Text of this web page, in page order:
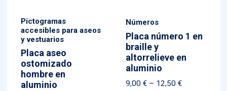
Pictogramas
accesibles para aseos
y vestuarios
Placa aseo
ostomizado
hombre en
aluminio
Números
Placa número 1 en
braille y
altorrelieve en
aluminio
9,00 € – 12,50 €Price